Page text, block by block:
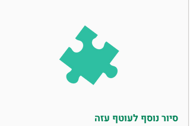
סיור נוסף לעוטף עזה